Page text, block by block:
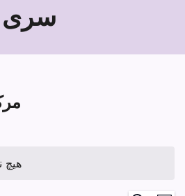
سری
هیچ